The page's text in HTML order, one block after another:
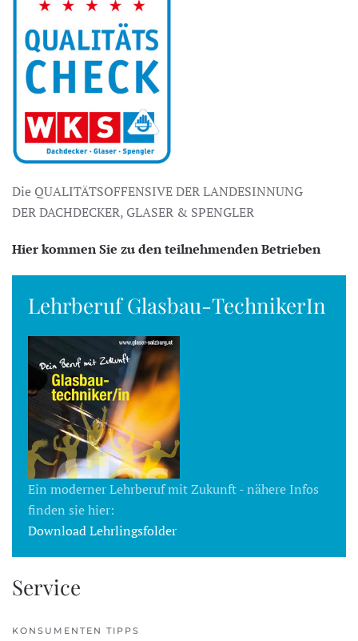
Die QUALITÄTSOFFENSIVE DER LANDESINNUNG
DER DACHDECKER, GLASER & SPENGLER
Hier kommen Sie zu den teilnehmenden Betrieben
Lehrberuf Glasbau-TechnikerIn
Ein moderner Lehrberuf mit Zukunft - nähere Infos
finden sie hier:
Download Lehrlingsfolder
Service
KONSUMENTEN TIPPS